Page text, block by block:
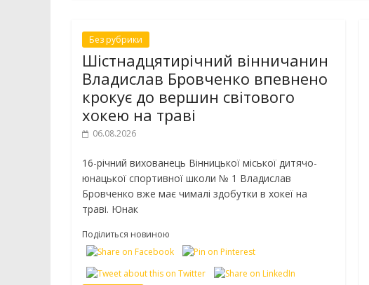
Без рубрики
Шістнадцятирічний вінничанин
Владислав Бровченко впевнено
крокує до вершин світового
хокею на траві
06.08.2026
16-річний вихованець Вінницької міської дитячо-
юнацької спортивної школи № 1 Владислав
Бровченко вже має чималі здобутки в хокеї на
траві. Юнак
Поділиться новиною